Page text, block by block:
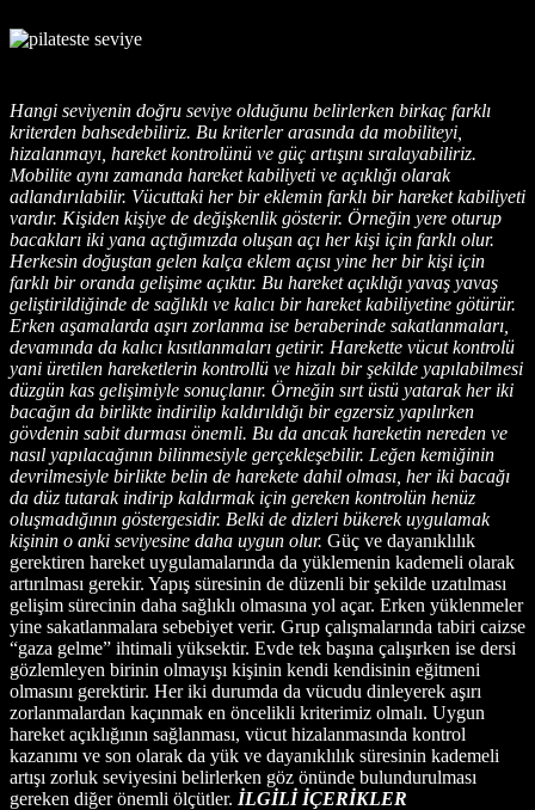
Hangi seviyenin doğru seviye olduğunu belirlerken birkaç farklı
kriterden bahsedebiliriz. Bu kriterler arasında da mobiliteyi,
hizalanmayı, hareket kontrolünü ve güç artışını sıralayabiliriz.
Mobilite aynı zamanda hareket kabiliyeti ve açıklığı olarak
adlandırılabilir. Vücuttaki her bir eklemin farklı bir hareket kabiliyeti
vardır. Kişiden kişiye de değişkenlik gösterir. Örneğin yere oturup
bacakları iki yana açtığımızda oluşan açı her kişi için farklı olur.
Herkesin doğuştan gelen kalça eklem açısı yine her bir kişi için
farklı bir oranda gelişime açıktır. Bu hareket açıklığı yavaş yavaş
geliştirildiğinde de sağlıklı ve kalıcı bir hareket kabiliyetine götürür.
Erken aşamalarda aşırı zorlanma ise beraberinde sakatlanmaları,
devamında da kalıcı kısıtlanmaları getirir. Harekette vücut kontrolü
yani üretilen hareketlerin kontrollü ve hizalı bir şekilde yapılabilmesi
düzgün kas gelişimiyle sonuçlanır. Örneğin sırt üstü yatarak her iki
bacağın da birlikte indirilip kaldırıldığı bir egzersiz yapılırken
gövdenin sabit durması önemli. Bu da ancak hareketin nereden ve
nasıl yapılacağının bilinmesiyle gerçekleşebilir. Leğen kemiğinin
devrilmesiyle birlikte belin de harekete dahil olması, her iki bacağı
da düz tutarak indirip kaldırmak için gereken kontrolün henüz
oluşmadığının göstergesidir. Belki de dizleri bükerek uygulamak
kişinin o anki seviyesine daha uygun olur. Güç ve dayanıklılık
gerektiren hareket uygulamalarında da yüklemenin kademeli olarak
artırılması gerekir. Yapış süresinin de düzenli bir şekilde uzatılması
gelişim sürecinin daha sağlıklı olmasına yol açar. Erken yüklenmeler
yine sakatlanmalara sebebiyet verir. Grup çalışmalarında tabiri caizse
“gaza gelme” ihtimali yüksektir. Evde tek başına çalışırken ise dersi
gözlemleyen birinin olmayışı kişinin kendi kendisinin eğitmeni
olmasını gerektirir. Her iki durumda da vücudu dinleyerek aşırı
zorlanmalardan kaçınmak en öncelikli kriterimiz olmalı. Uygun
hareket açıklığının sağlanması, vücut hizalanmasında kontrol
kazanımı ve son olarak da yük ve dayanıklılık süresinin kademeli
artışı zorluk seviyesini belirlerken göz önünde bulundurulması
gereken diğer önemli ölçütler. İLGİLİ İÇERİKLER